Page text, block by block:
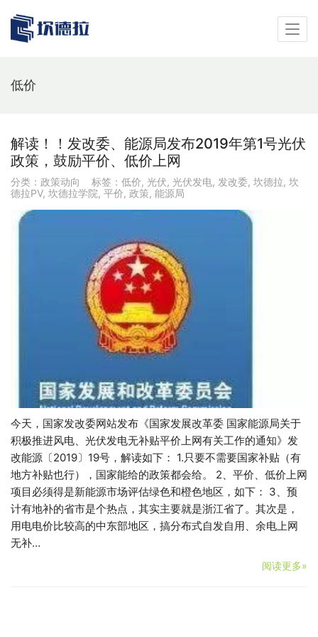
低价
解读！！发改委、能源局发布2019年第1号光伏
政策，鼓励平价、低价上网
分类： 政策动向 标签： 低价, 光伏, 光伏发电, 发改委, 坎德拉, 坎
德拉PV, 坎德拉学院, 平价, 政策, 能源局
今天，国家发改委网站发布《国家发展改革委 国家能源局关于
积极推进风电、光伏发电无补贴平价上网有关工作的通知》发
改能源〔2019〕19号，解读如下： 1.只要不需要国家补贴（有
地方补贴也行），国家能给的政策都会给。 2、平价、低价上网
项目必须得是新能源市场评估绿色和橙色地区，如下： 3、预
计有地补的省市是个热点，其实主要就是浙江省了。其次是，
用电电价比较高的中东部地区，搞分布式自发自用、余电上网
无补…
阅读更多»